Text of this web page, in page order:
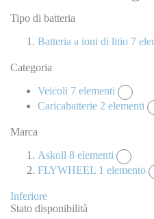
Tipo di batteria
Batteria a ioni di litio 7
Categoria
Veicoli 7 elementi
Caricabatterie 2 elementi
Marca
Askoll 8 elementi
FLYWHEEL 1 elemento
Inferiore
Stato disponibilità